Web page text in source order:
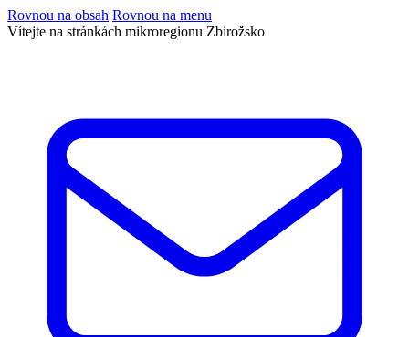
Rovnou na obsah Rovnou na menu
Vítejte na stránkách mikroregionu Zbirožsko